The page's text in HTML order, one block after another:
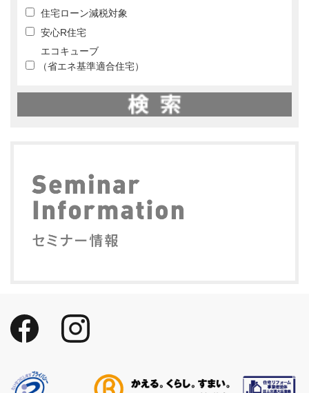
住宅ローン減税対象
安心R住宅
エコキューブ
（省エネ基準適合住宅）